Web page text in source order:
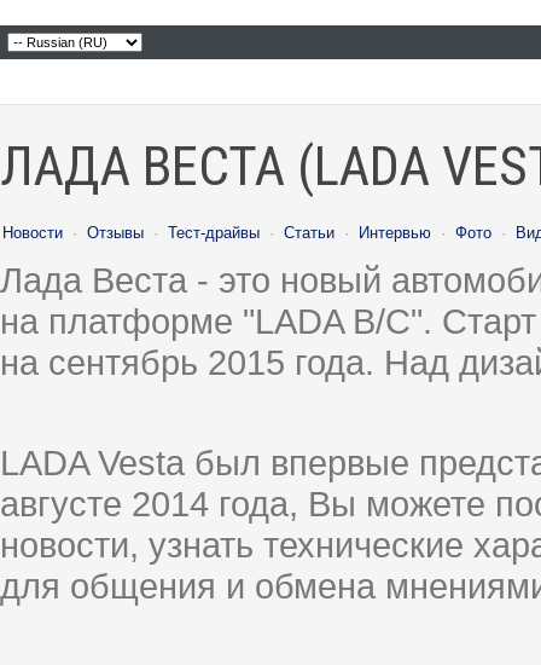
ЛАДА ВЕСТА (LADA
Новости · Отзывы · Тест-драйвы · Статьи · Интервью · Фото ·
Лада Веста - это новый
на платформе "LADA B/C".
на сентябрь 2015 года. Над
LADA Vesta был впервые
августе 2014 года, Вы можете
новости, узнать технические
для общения и обмена